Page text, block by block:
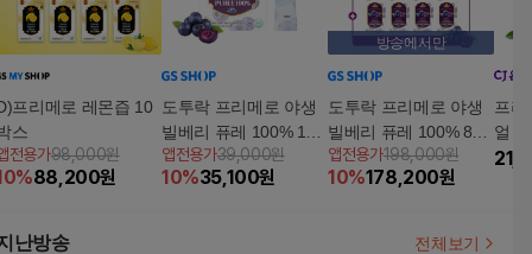
프리메로 레몬즙 10
스
전용가98,000원
%88,200원
도투락 프리메로 야생
빌베리 퓨레 100% 1박
스(10포)
앱전용가39,000원
10%35,100원
방송에서만
도투락 프리메로 야생
빌베리 퓨레 100% 8박
스+4박스(방송에서만)
총 12박스 (1박스 10
앱전용가198,000원
10%178,200원
프리
얼
10포
난방송 전체보기